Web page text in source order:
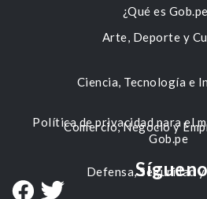
Arte, Deporte y
Ciencia, Tecnología e
Comercio, Negocio y
Defensa, Seguridad
¿Qué es
Política de privacidad para el
Gob.pe